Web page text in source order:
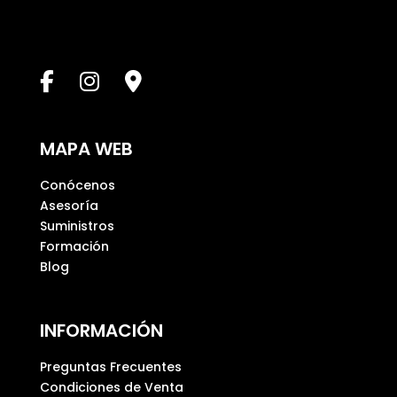
c
a
o
a
c
í
o
.
MAPA WEB
Conócenos
Asesoría
Suministros
Formación
Blog
INFORMACIÓN
Preguntas Frecuentes
Condiciones de Venta